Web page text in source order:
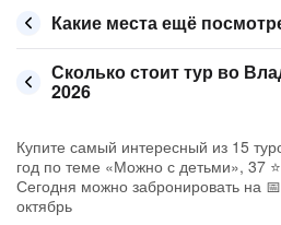
Какие места ещё
Сколько стоит тур во
2026
Купите самый интересный из 15
год по теме «Можно с детьми», 37
Сегодня можно забронировать на 📅
октябрь